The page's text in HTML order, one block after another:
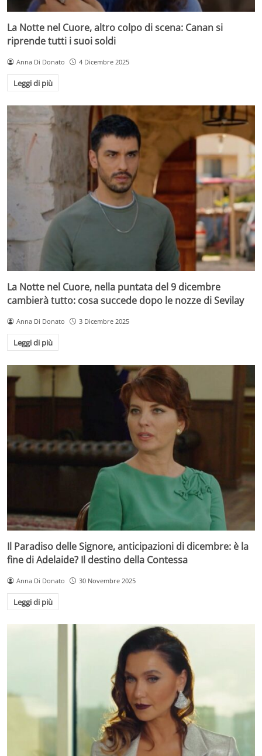
La Notte nel Cuore, altro colpo di scena: Canan si
riprende tutti i suoi soldi
Anna Di Donato 4 Dicembre 2025
Leggi di più
La Notte nel Cuore, nella puntata del 9 dicembre
cambierà tutto: cosa succede dopo le nozze di Sevilay
Anna Di Donato 3 Dicembre 2025
Leggi di più
Il Paradiso delle Signore, anticipazioni di dicembre: è la
fine di Adelaide? Il destino della Contessa
Anna Di Donato 30 Novembre 2025
Leggi di più